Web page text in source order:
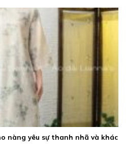
nàng yêu sự thanh nhã và khác